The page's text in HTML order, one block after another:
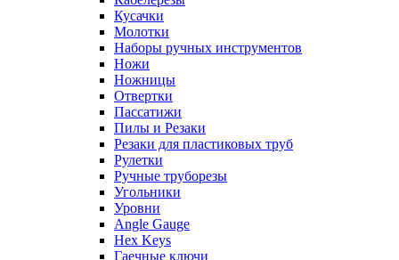
Кусачки
Молотки
Наборы ручных инструментов
Ножи
Ножницы
Отвертки
Пассатижи
Пилы и Резаки
Резаки для пластиковых труб
Рулетки
Ручные труборезы
Угольники
Уровни
Angle Gauge
Hex Keys
Гаечные ключи